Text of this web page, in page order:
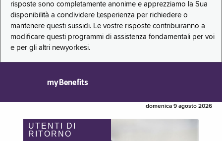
risposte sono completamente anonime e apprezziamo la Sua
disponibilità a condividere l;esperienza per richiedere o
mantenere questi sussidi. Le vostre risposte contribuiranno a
modificare questi programmi di assistenza fondamentali per voi
e per gli altri newyorkesi.
myBenefits
domenica 9 agosto 2026
UTENTI DI
RITORNO